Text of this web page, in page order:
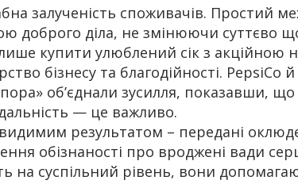
залученість споживачів. Простий
доброго діла, не змінюючи суттєво
купити улюблений сік з акційною
бізнесу та благодійності. PepsiCo
об’єднали зусилля, показавши,
— це важливо.
результатом – передані
обізнаності про вроджені вади
на суспільний рівень, вони